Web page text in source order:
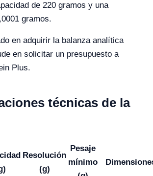
de 220 gramos y una
gramos.
en adquirir la balanza analítica
en solicitar un presupuesto a
Plus.
técnicas de la
Resolución
(g)
Pesaje
mínimo